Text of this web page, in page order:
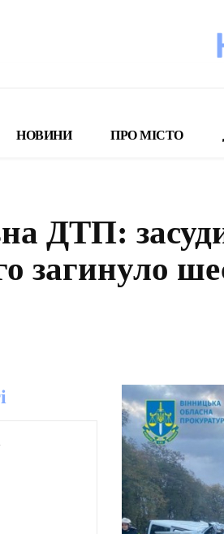
НОВИНИ ПРО МІСТО
ДТП:
загинуло